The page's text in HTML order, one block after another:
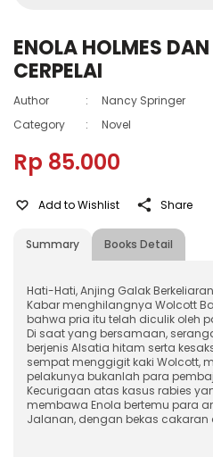
ENOLA HOLMES
CERPELAI
Author :
Nancy Springer
Category
: Novel
Rp 85.000
Summary Books Detail
Add to Wishlist Share
Hati-Hati, Anjing Galak
Kabar menghilangnya Wolcott
bahwa pria itu telah diculik oleh
Di saat yang bersamaan,
berjenis Alsatia hitam serta
sempat menggigit kaki Wolcott,
pelakunya bukanlah para
Kecurigaan atas kasus rabies
membawa Enola bertemu para
Jalanan, dengan bekas